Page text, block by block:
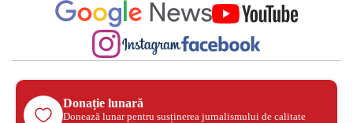
Donație lunară
Donează lunar pentru susținerea jurnalismului de calitate